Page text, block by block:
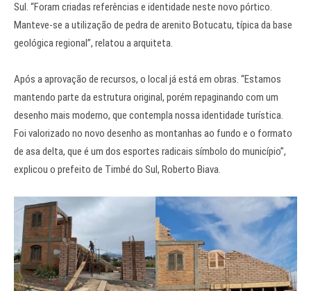
Sul. “Foram criadas referências e identidade neste novo pórtico.
Manteve-se a utilização de pedra de arenito Botucatu, típica da base
geológica regional”, relatou a arquiteta.
Após a aprovação de recursos, o local já está em obras. “Estamos
mantendo parte da estrutura original, porém repaginando com um
desenho mais moderno, que contempla nossa identidade turística.
Foi valorizado no novo desenho as montanhas ao fundo e o formato
de asa delta, que é um dos esportes radicais símbolo do município”,
explicou o prefeito de Timbé do Sul, Roberto Biava.